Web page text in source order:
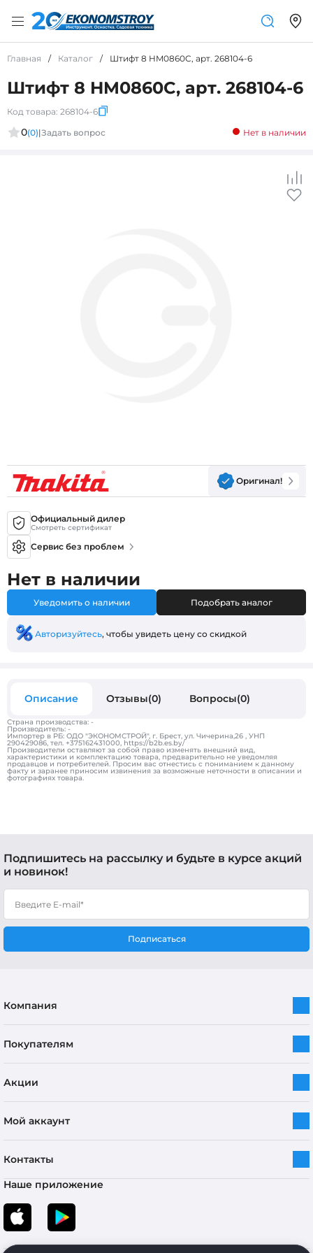
Главная / Каталог / Штифт 8 HM0860C, арт. 268104-6
Штифт 8 HM0860C, арт. 268104-6
Код товара: 268104-6
0(0)|Задать вопрос Нет в наличии
Оригинал!
Официальный дилер
Смотреть сертификат
Сервис без проблем
Нет в наличии
Уведомить о наличии Подобрать аналог
Авторизуйтесь, чтобы увидеть цену со скидкой
Описание Отзывы(0) Вопросы(0)
Страна производства: -
Производитель: -
Импортер в РБ: ОДО "ЭКОНОМСТРОЙ", г. Брест, ул. Чичерина,26 , УНП
290429086, тел. +375162431000, https://b2b.es.by/
Производители оставляют за собой право изменять внешний вид,
характеристики и комплектацию товара, предварительно не уведомляя
продавцов и потребителей. Просим вас отнестись с пониманием к данному
факту и заранее приносим извинения за возможные неточности в описании и
фотографиях товара.
Подпишитесь на рассылку и будьте в курсе акций
и новинок!
Подписаться
Компания
Покупателям
Акции
Мой аккаунт
Контакты
Наше приложение